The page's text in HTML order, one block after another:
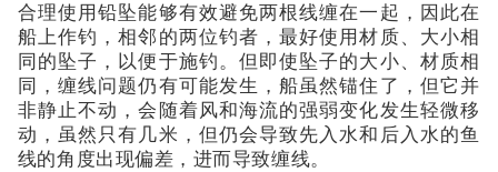
合理使用铅坠能够有效避免两根线缠在一起，因此在
船上作钓，相邻的两位钓者，最好使用材质、大小相
同的坠子，以便于施钓。但即使坠子的大小、材质相
同，缠线问题仍有可能发生，船虽然锚住了，但它并
非静止不动，会随着风和海流的强弱变化发生轻微移
动，虽然只有几米，但仍会导致先入水和后入水的鱼
线的角度出现偏差，进而导致缠线。